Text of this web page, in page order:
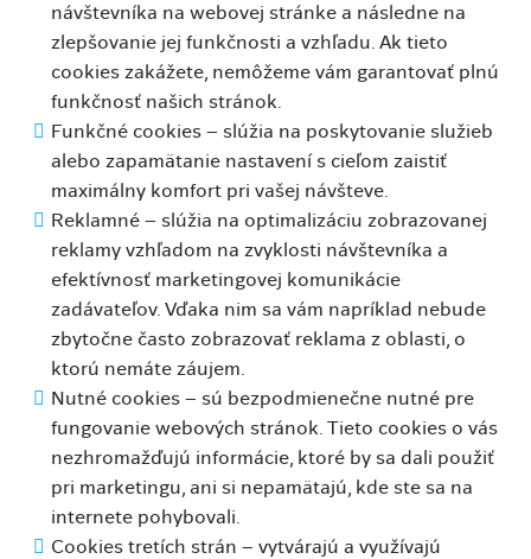
návštevníka na webovej stránke a následne na
zlepšovanie jej funkčnosti a vzhľadu. Ak tieto
cookies zakážete, nemôžeme vám garantovať plnú
funkčnosť našich stránok.
Funkčné cookies – slúžia na poskytovanie služieb
alebo zapamätanie nastavení s cieľom zaistiť
maximálny komfort pri vašej návšteve.
Reklamné – slúžia na optimalizáciu zobrazovanej
reklamy vzhľadom na zvyklosti návštevníka a
efektívnosť marketingovej komunikácie
zadávateľov. Vďaka nim sa vám napríklad nebude
zbytočne často zobrazovať reklama z oblasti, o
ktorú nemáte záujem.
Nutné cookies – sú bezpodmienečne nutné pre
fungovanie webových stránok. Tieto cookies o vás
nezhromažďujú informácie, ktoré by sa dali použiť
pri marketingu, ani si nepamätajú, kde ste sa na
internete pohybovali.
Cookies tretích strán – vytvárajú a využívajú